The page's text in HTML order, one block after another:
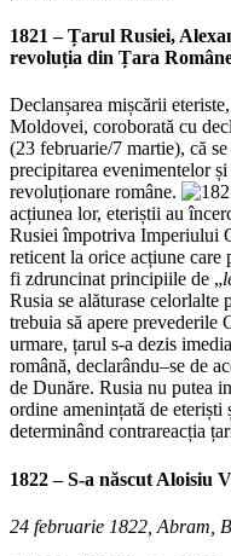
1821 –Țarul Rusiei,
revoluția din Țara
Declanșarea mișcării
Moldovei, coroborată cu
(23 februarie/7 martie), că
precipitarea evenimentelor
revoluționare române.
acțiunea lor, eteriștii au
Rusiei împotriva Imperiului
reticent la orice acțiune care
fi zdruncinat principiile de „
Rusia se alăturase celorlalte
trebuia să apere prevederile
urmare, țarul s-a dezis
română, declarându–se de
de Dunăre. Rusia nu putea
ordine amenințată de
determinând contrareacția
1822 – S-a născut Aloisiu
24 februarie 1822, Abram,